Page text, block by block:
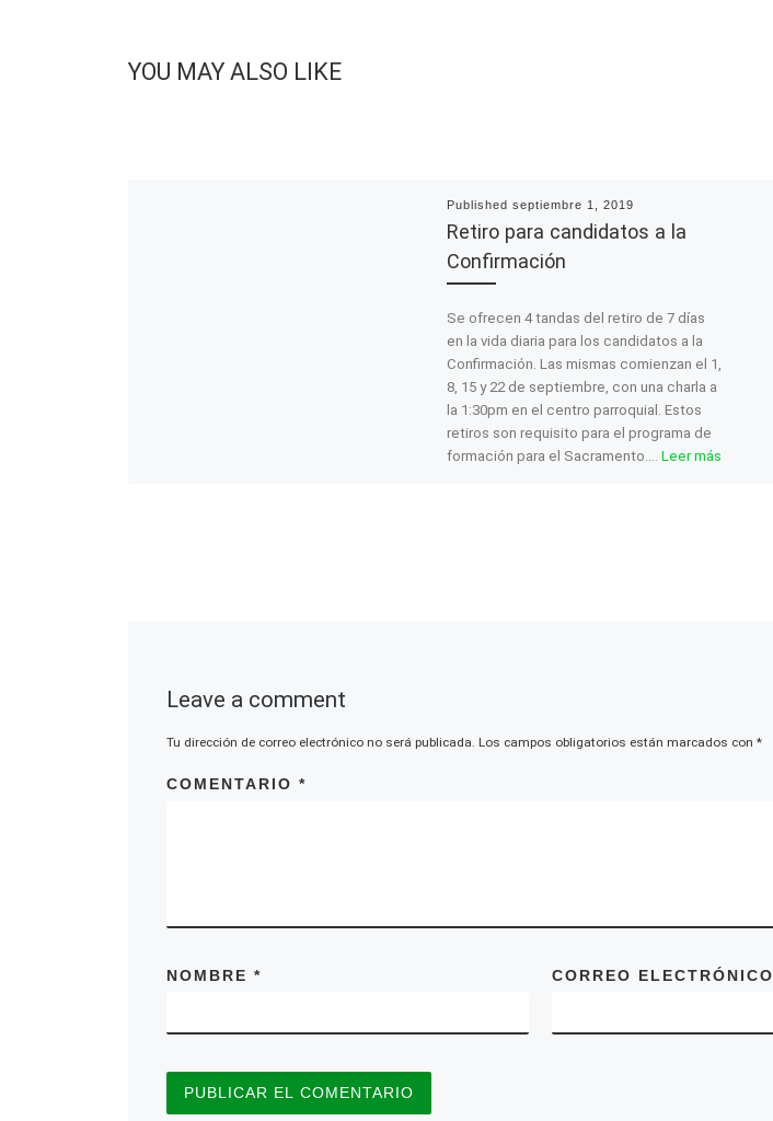
YOU MAY ALSO LIKE
Published septiembre 1, 2019
Retiro para candidatos a la
Confirmación
Se ofrecen 4 tandas del retiro de 7 días
en la vida diaria para los candidatos a la
Confirmación. Las mismas comienzan el 1,
8, 15 y 22 de septiembre, con una charla a
la 1:30pm en el centro parroquial. Estos
retiros son requisito para el programa de
formación para el Sacramento.… Leer más
Leave a comment
Tu dirección de correo electrónico no será publicada. Los campos obligatorios están marcados con*
COMENTARIO*
NOMBRE* CORREO ELECTRÓNICO